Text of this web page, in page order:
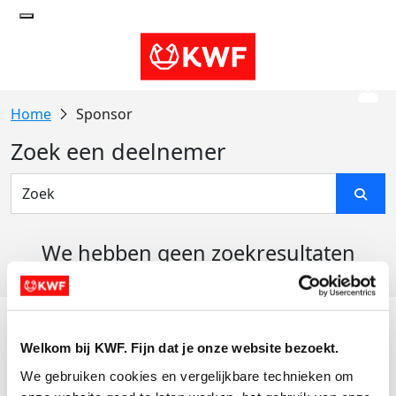
Welkom bij KWF. Fijn dat je onze website bezoekt.
We gebruiken cookies en vergelijkbare technieken om
Sponsor
Zoek een deelnemer
We hebben geen zoekresultaten
Actiematerialen
Evenementen